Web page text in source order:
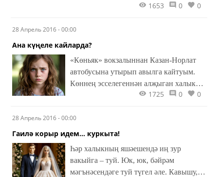
1653 0 0
28 Апрель 2016 - 00:00
Ана күңеле кайларда?
«Көньяк» вокзалыннан Казан-Норлат
автобусына утырып авылга кайтуым.
Көннең эсселегеннән алҗыган халык
бер-берсен этешә-төртешә билетларын
салкынча салонга кереп утырды. Урын
эзләү, сумкаларны урнаштыру
ниһаять, автобус кузгалып китте.
1725 0 0
28 Апрель 2016 - 00:00
Гаилә корыр идем... куркыта!
Һәр халыкның яшәешендә иң зур
вакыйга – туй. Юк, юк, бәйрәм
мәгънәсендәге туй түгел әле. Кавышу,